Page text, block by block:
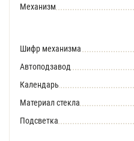
Механизм
Шифр механизма
Автоподзавод
Календарь
Материал стекла
Подсветка